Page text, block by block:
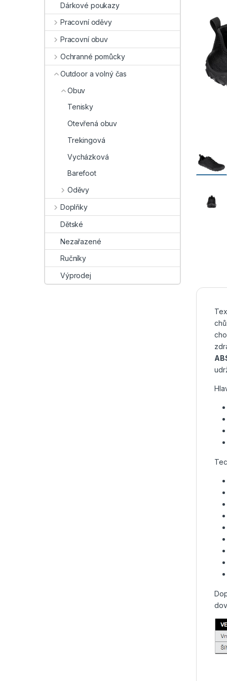
Dárkové poukazy
Pracovní oděvy
Pracovní obuv
Ochranné pomůcky
Outdoor a volný čas
Obuv
Tenisky
Otevřená obuv
Trekingová
Vycházková
Barefoot
Oděvy
Doplňky
Dětské
Nezařazené
Ručníky
Výprodej